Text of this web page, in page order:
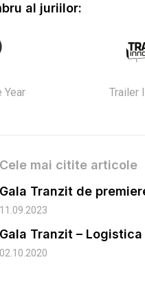
al juriilor:
Year Trailer
Cele mai citite articole
11.09.2023
Gala Tranzit –
02.10.2020